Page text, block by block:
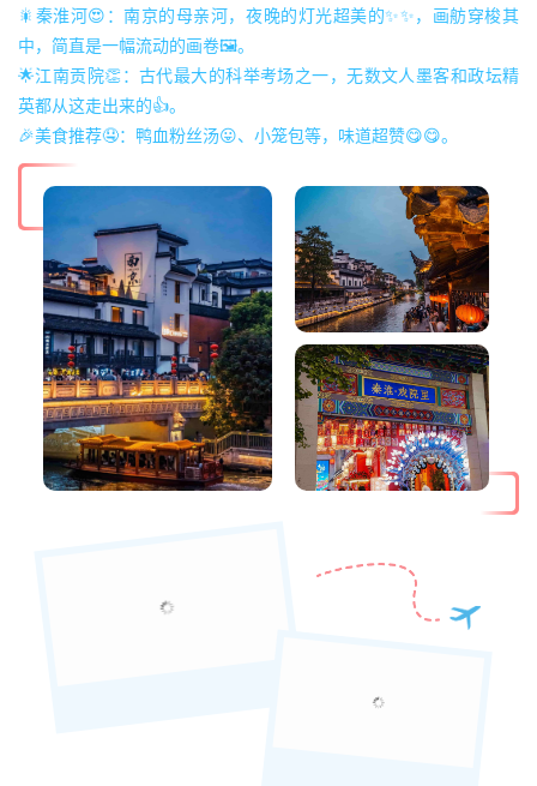
🎇秦淮河😍：南京的母亲河，夜晚的灯光超美的✨✨，画舫穿梭其
中，简直是一幅流动的画卷🖼。
🌟江南贡院👏：古代最大的科举考场之一，无数文人墨客和政坛精
英都从这走出来的👍。
🎉美食推荐🤤：鸭血粉丝汤😛、小笼包等，味道超赞😋😋。